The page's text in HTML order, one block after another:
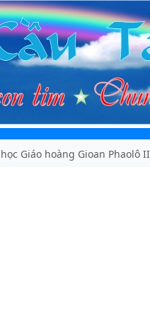
Giáo hoàng Gioan Phaolô II